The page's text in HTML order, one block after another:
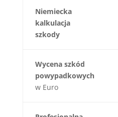
Niemiecka
kalkulacja
szkody
Wycena szkód
powypadkowych
w Euro